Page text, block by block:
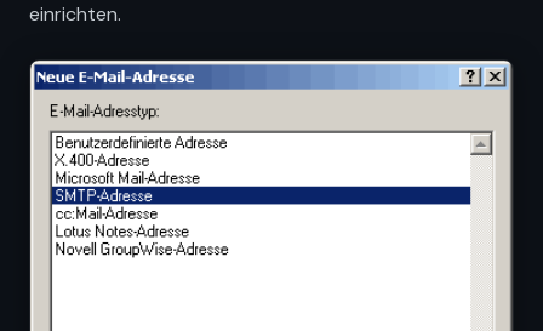
einrichten.